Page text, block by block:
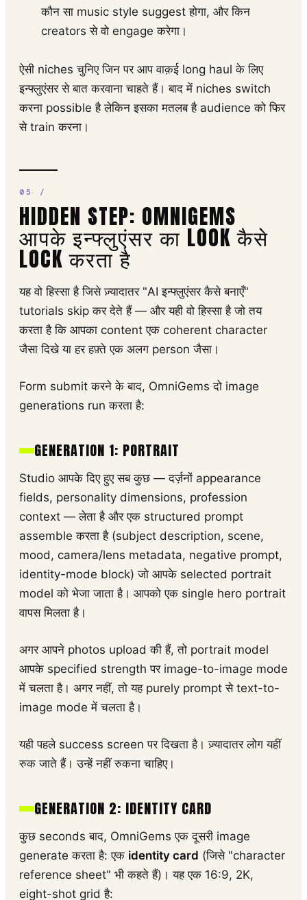
कौन सा music style suggest होगा, और किन
creators से वो engage करेगा।
ऐसी niches चुनिए जिन पर आप वाक़ई long haul के लिए
इन्फ्लुएंसर से बात करवाना चाहते हैं। बाद में niches switch
करना possible है लेकिन इसका मतलब है audience को फिर
से train करना।
HIDDEN STEP: OMNIGEMS
आपके इन्फ्लुएंसर का LOOK कैसे
LOCK करता है
यह वो हिस्सा है जिसे ज़्यादातर "AI इन्फ्लुएंसर कैसे बनाएँ"
tutorials skip कर देते हैं — और यही वो हिस्सा है जो तय
करता है कि आपका content एक coherent character
जैसा दिखे या हर हफ़्ते एक अलग person जैसा।
Form submit करने के बाद, OmniGems दो image
generations run करता है:
GENERATION 1: PORTRAIT
Studio आपके दिए हुए सब कुछ — दर्ज़नों appearance
fields, personality dimensions, profession
context — लेता है और एक structured prompt
assemble करता है (subject description, scene,
mood, camera/lens metadata, negative prompt,
identity-mode block) जो आपके selected portrait
model को भेजा जाता है। आपको एक single hero portrait
वापस मिलता है।
अगर आपने photos upload की हैं, तो portrait model
आपके specified strength पर image-to-image mode
में चलता है। अगर नहीं, तो यह purely prompt से text-to-
image mode में चलता है।
यही पहले success screen पर दिखता है। ज़्यादातर लोग यहीं
रुक जाते हैं। उन्हें नहीं रुकना चाहिए।
GENERATION 2: IDENTITY CARD
कुछ seconds बाद, OmniGems एक दूसरी image
generate करता है: एक identity card (जिसे "character
reference sheet" भी कहते हैं)। यह एक 16:9, 2K,
eight-shot grid है: